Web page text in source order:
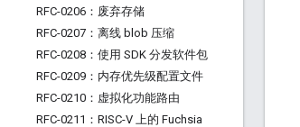
RFC-0206：废弃存储
RFC-0207：离线 blob 压缩
RFC-0208：使用 SDK 分发软件包
RFC-0209：内存优先级配置文件
RFC-0210：虚拟化功能路由
RFC-0211：RISC-V 上的 Fuchsia